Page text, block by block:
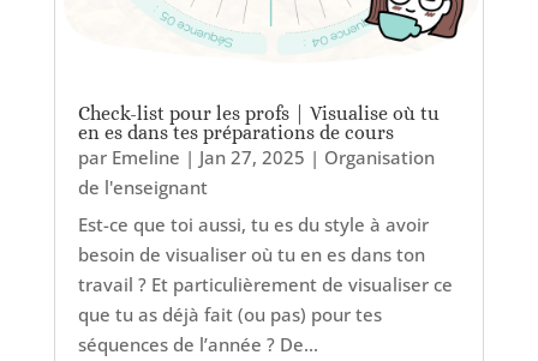
Check-list pour les profs | Visualise où tu
en es dans tes préparations de cours
par Emeline | Jan 27, 2025 | Organisation
de l'enseignant
Est-ce que toi aussi, tu es du style à avoir
besoin de visualiser où tu en es dans ton
travail ? Et particulièrement de visualiser ce
que tu as déjà fait (ou pas) pour tes
séquences de l’année ? De...